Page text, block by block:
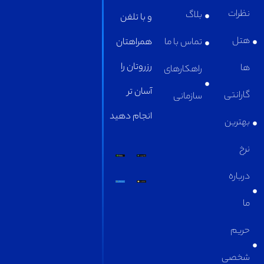
بلاگ
تماس با ما
راهکارهای
سازمانی
و با تلفن
همراهتان
رزروتان را
آسان تر